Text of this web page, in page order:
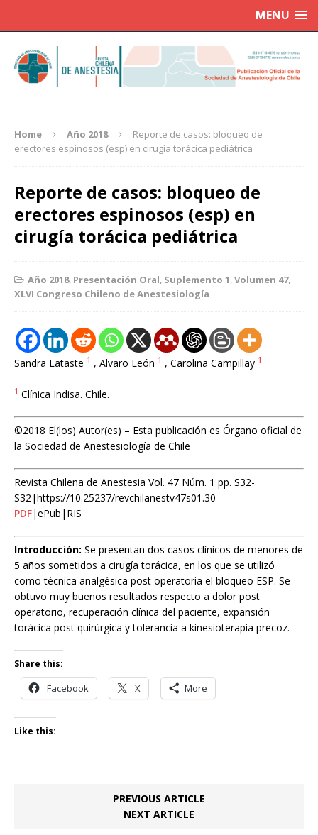
MENU
Home Año 2018
Reporte de casos: bloqueo de
erectores espinosos (esp) en cirugía torácica pediátrica
Reporte de casos: bloqueo de
erectores espinosos (esp) en
cirugía torácica pediátrica
Año 2018, Presentación Oral, Suplemento 1,Volumen 47,
XLVI Congreso Chileno de Anestesiología
Sandra Lataste 1 , Alvaro León 1 , Carolina Campillay 1
1 Clínica Indisa. Chile.
©2018 El(los) Autor(es) – Esta publicación es Órgano oficial de
la Sociedad de Anestesiología de Chile
Revista Chilena de Anestesia Vol. 47 Núm. 1 pp. S32-
S32|https://10.25237/revchilanestv47s01.30
PDF|ePub|RIS
Introducción: Se presentan dos casos clínicos de menores de
5 años sometidos a cirugía torácica, en los que se utilizó
como técnica analgésica post operatoria el bloqueo ESP. Se
obtuvo muy buenos resultados respecto a dolor post
operatorio, recuperación clínica del paciente, expansión
torácica post quirúrgica y tolerancia a kinesioterapia precoz.
Share this:
Facebook X More
Like this:
PREVIOUS ARTICLE
NEXT ARTICLE